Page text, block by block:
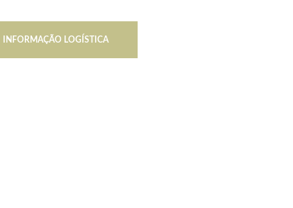
INFORMAÇÃO LOGÍSTICA